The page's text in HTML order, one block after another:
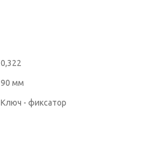
0,322
90 мм
Ключ - фиксатор